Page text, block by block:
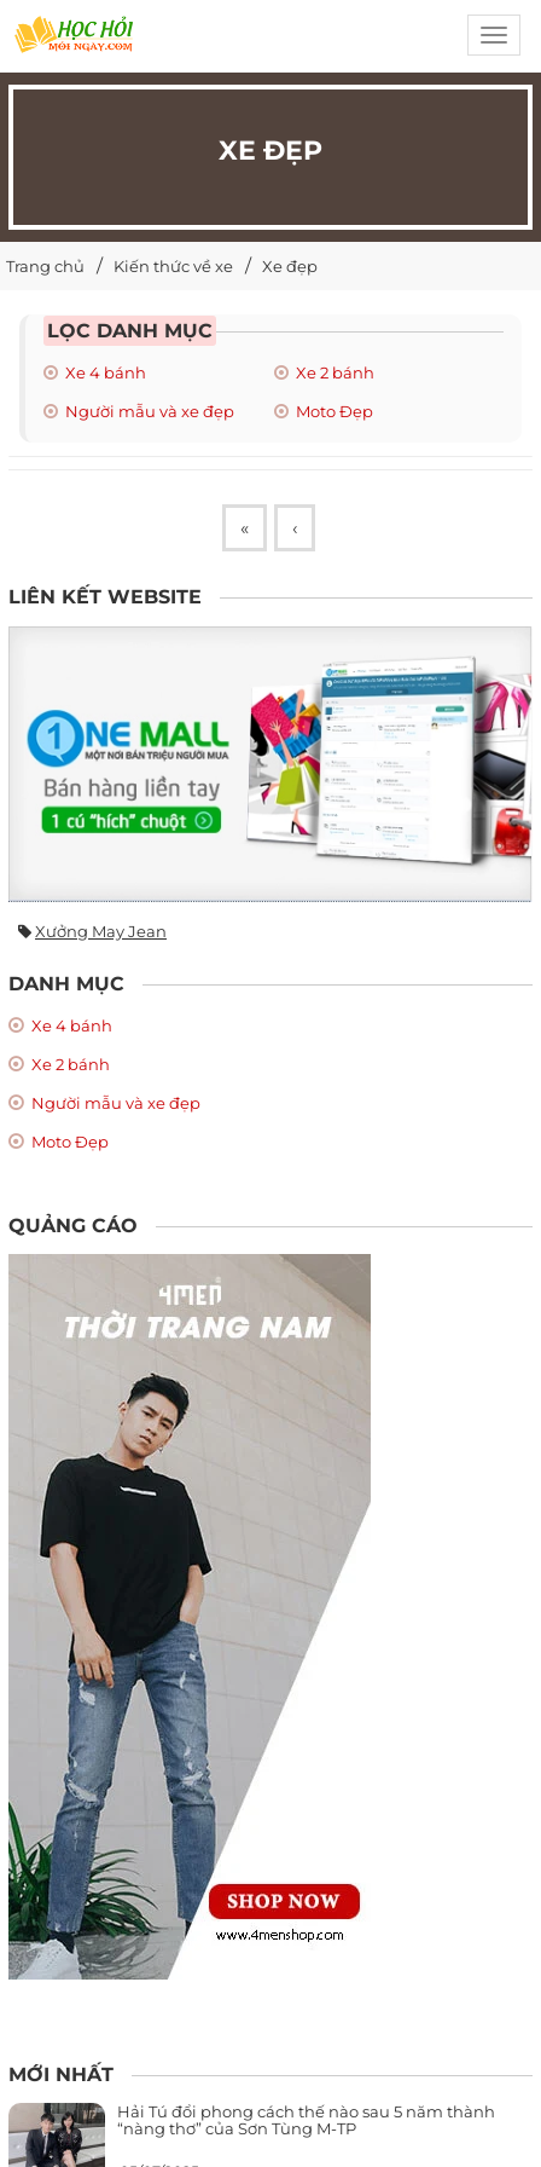
XE ĐẸP
Trang chủ Kiến thức về xe Xe đẹp
LỌC DANH MỤC
Xe 4 bánh
Xe 2 bánh
Người mẫu và xe đẹp
Moto Đẹp
« ‹
LIÊN KẾT WEBSITE
Xưởng May Jean
DANH MỤC
Xe 4 bánh
Xe 2 bánh
Người mẫu và xe đẹp
Moto Đẹp
QUẢNG CÁO
MỚI NHẤT
Hải Tú đổi phong cách thế nào sau 5 năm thành
“nàng thơ” của Sơn Tùng M-TP